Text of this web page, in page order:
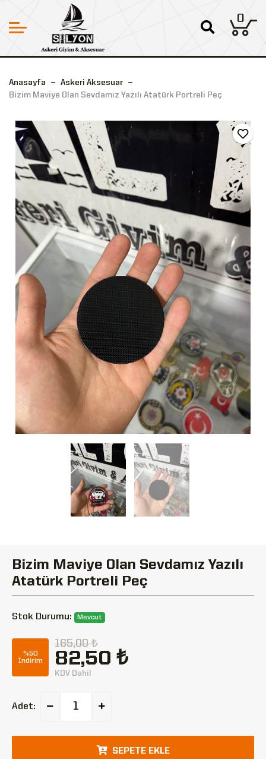
0
Anasayfa
Askeri Aksesuar
Bizim Maviye Olan Sevdamız Yazılı Atatürk Portreli Peç
Bizim Maviye Olan Sevdamız Yazılı
Atatürk Portreli Peç
Stok Durumu: Mevcut
%50
İndirim
165,00 ₺
82,50 ₺
KDV Dahil
Adet:
SEPETE EKLE